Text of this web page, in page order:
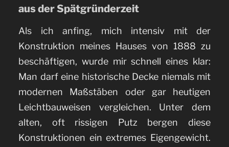
aus der Spätgründerzeit
Als ich anfing, mich intensiv mit der
Konstruktion meines Hauses von 1888 zu
beschäftigen, wurde mir schnell eines klar:
Man darf eine historische Decke niemals mit
modernen Maßstäben oder gar heutigen
Leichtbauweisen vergleichen. Unter dem
alten, oft rissigen Putz bergen diese
Konstruktionen ein extremes Eigengewicht.